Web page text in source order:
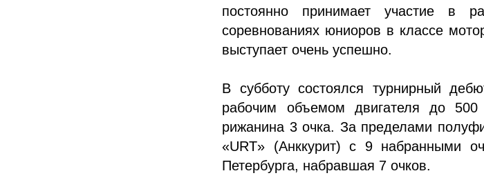
постоянно принимает участие в
соревнованиях юниоров в классе
выступает очень успешно.
В субботу состоялся турнирный
рабочим объемом двигателя до
рижанина 3 очка. За пределами
«URT» (Анккурит) с 9 набранными
Петербурга, набравшая 7 очков.